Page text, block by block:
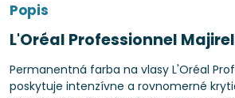
Popis
L'Oréal Professionnel
Permanentná farba na vlasy L'Oréal
poskytuje intenzívne a rovnomerné